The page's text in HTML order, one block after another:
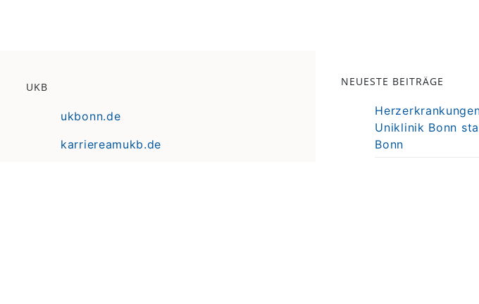
UKB
ukbonn.de
karriereamukb.de
NEUESTE BEITRÄGE
Uniklinik Bonn
Bonn